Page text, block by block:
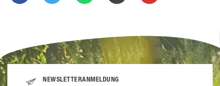
NEWSLETTERANMELDUNG